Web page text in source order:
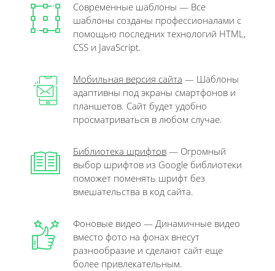
Современные шаблоны — Все
шаблоны созданы профессионалами с
помощью последних технологий HTML,
CSS и JavaScript.
Мобильная версия сайта — Шаблоны
адаптивны под экраны смартфонов и
планшетов. Сайт будет удобно
просматриваться в любом случае.
Библиотека шрифтов — Огромный
выбор шрифтов из Google библиотеки
поможет поменять шрифт без
вмешательства в код сайта.
Фоновые видео — Динамичные видео
вместо фото на фонах внесут
разнообразие и сделают сайт еще
более привлекательным.